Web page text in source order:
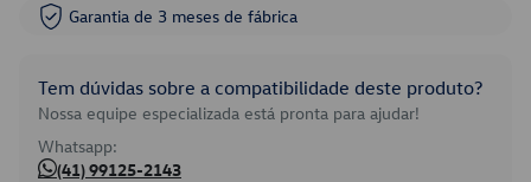
Garantia de 3 meses de fábrica
Tem dúvidas sobre a compatibilidade deste produto?
Nossa equipe especializada está pronta para ajudar!
Whatsapp:
(41) 99125-2143